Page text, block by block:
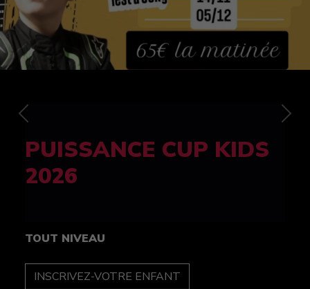
FELINE CUP 100%
féminine
TOUT NIVEAU
INSCRIPTION
Previous Next